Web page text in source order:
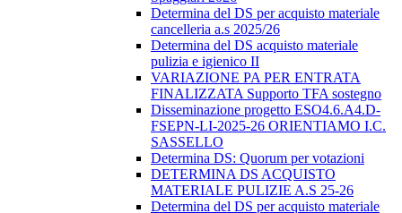
Determina del DS per acquisto materiale
cancelleria a.s 2025/26
Determina del DS acquisto materiale
pulizia e igienico II
VARIAZIONE PA PER ENTRATA
FINALIZZATA Supporto TFA sostegno
Disseminazione progetto ESO4.6.A4.D-
FSEPN-LI-2025-26 ORIENTIAMO I.C.
SASSELLO
Determina DS: Quorum per votazioni
DETERMINA DS ACQUISTO
MATERIALE PULIZIE A.S 25-26
Determina del DS per acquisto materiale